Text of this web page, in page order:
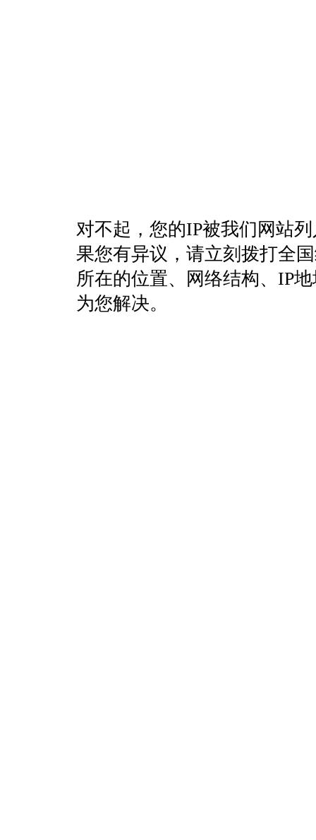
对不起，您的IP被我们网站
果您有异议，请立刻拨打全
所在的位置、网络结构、IP
为您解决。